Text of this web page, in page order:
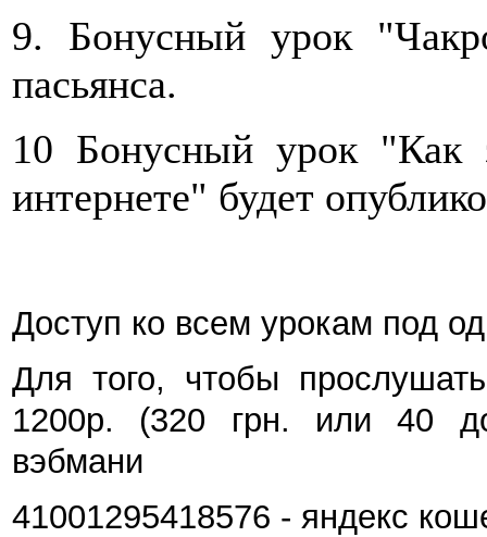
9. Бонусный урок
пасьянса.
10 Бонусный урок "Как
интернете" будет
Доступ ко всем урокам под
Для того, чтобы
1200р. (320 грн. или 40
вэбмани
41001295418576 - яндекс